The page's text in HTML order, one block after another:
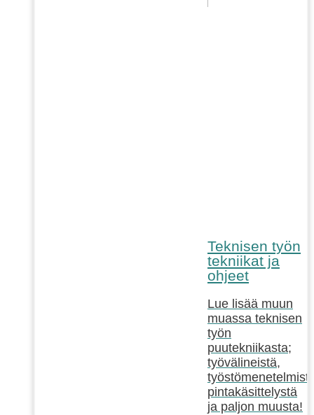
Teknisen työn
tekniikat ja
ohjeet
Lue lisää muun
muassa teknisen
työn
puutekniikasta;
työvälineistä,
pintakäsittelystä
ja paljon muusta!